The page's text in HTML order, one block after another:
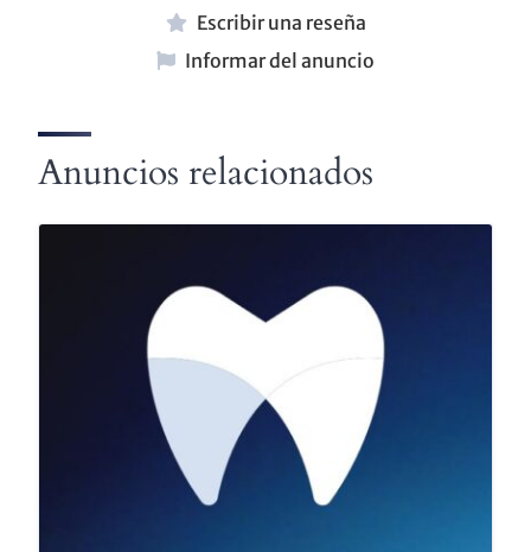
Escribir una reseña
Informar del anuncio
Anuncios relacionados